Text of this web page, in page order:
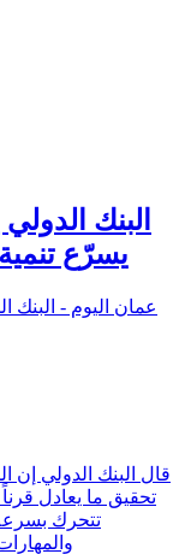
البنك
يسرّع
قال البنك الدولي إن
تحقيق ما يعادل
تتحرك